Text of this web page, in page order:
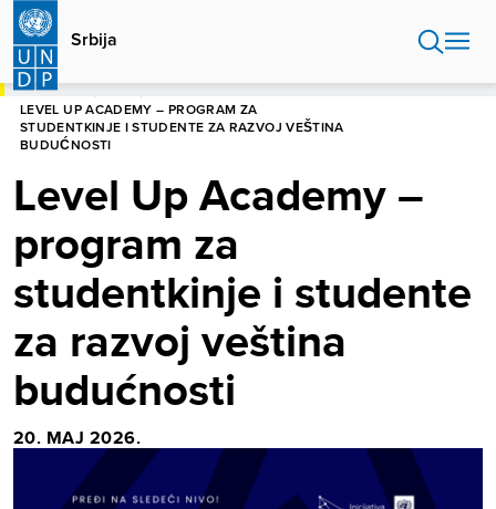
Skip
main
content
Srbija
POČETNA
LEVEL UP ACADEMY – PROGRAM ZA
STUDENTKINJE I STUDENTE ZA RAZVOJ VEŠTINA
BUDUĆNOSTI
Level Up Academy –
program za
studentkinje i studente
za razvoj veština
budućnosti
20. МАЈ 2026.